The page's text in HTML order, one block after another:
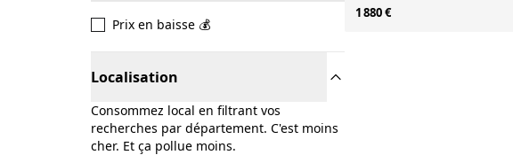
Prix en baisse 💰
Localisation
Consommez local en filtrant vos
recherches par département. C'est moins
cher. Et ça pollue moins.
1 880 €